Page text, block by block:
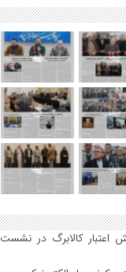
اعتبار کالابرگ در نشست